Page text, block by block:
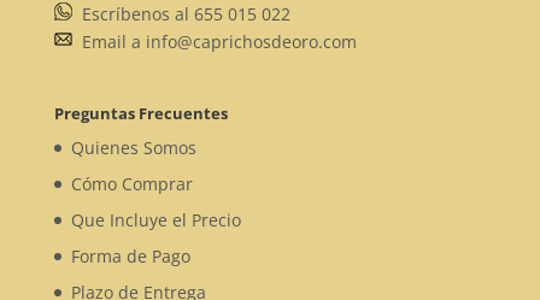
Escríbenos al 655 015 022
Email a info@caprichosdeoro.com
Preguntas Frecuentes
Quienes Somos
Cómo Comprar
Que Incluye el Precio
Forma de Pago
Plazo de Entrega